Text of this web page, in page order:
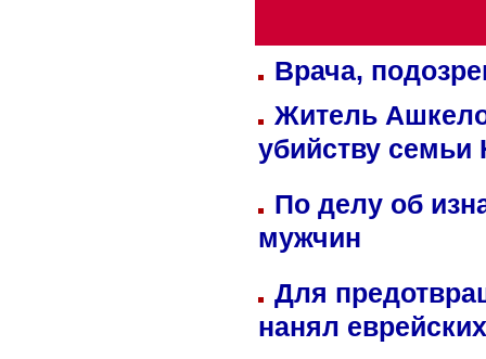
Врача,
Житель
убийству семьи
По делу об
мужчин
Для
нанял